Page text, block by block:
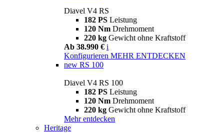
Diavel V4 RS
182 PS Leistung
120 Nm Drehmoment
220 kg Gewicht ohne Kraftstoff
Ab 38.990 € i
Konfigurieren MEHR ENTDECKEN
new RS 100
Diavel V4 RS 100
182 PS Leistung
120 Nm Drehmoment
220 kg Gewicht ohne Kraftstoff
Mehr entdecken
Heritage